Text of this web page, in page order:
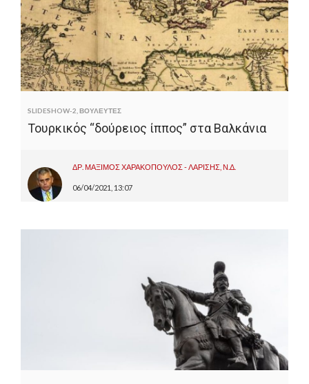
SLIDESHOW-2,ΒΟΥΛΕΥΤΕΣ
Τουρκικός “δούρειος ίππος” στα Βαλκάνια
ΔΡ. ΜΑΞΙΜΟΣ ΧΑΡΑΚΟΠΟΥΛΟΣ - ΛΑΡΙΣΗΣ, Ν.Δ.
06/04/2021, 13:07